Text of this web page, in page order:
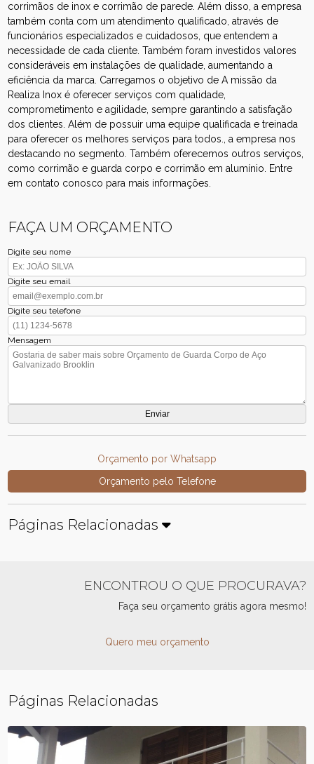
corrimãos de inox e corrimão de parede. Além disso, a empresa
também conta com um atendimento qualificado, através de
funcionários especializados e cuidadosos, que entendem a
necessidade de cada cliente. Também foram investidos valores
consideráveis em instalações de qualidade, aumentando a
eficiência da marca. Carregamos o objetivo de A missão da
Realiza Inox é oferecer serviços com qualidade,
comprometimento e agilidade, sempre garantindo a satisfação
dos clientes. Além de possuir uma equipe qualificada e treinada
para oferecer os melhores serviços para todos., a empresa nos
destacando no segmento. Também oferecemos outros serviços,
como corrimão e guarda corpo e corrimão em alumínio. Entre
em contato conosco para mais informações.
FAÇA UM ORÇAMENTO
Digite seu nome
Digite seu email
Digite seu telefone
Mensagem
Orçamento por Whatsapp
Orçamento pelo Telefone
Páginas Relacionadas
ENCONTROU O QUE PROCURAVA?
Faça seu orçamento grátis agora mesmo!
Quero meu orçamento
Páginas Relacionadas